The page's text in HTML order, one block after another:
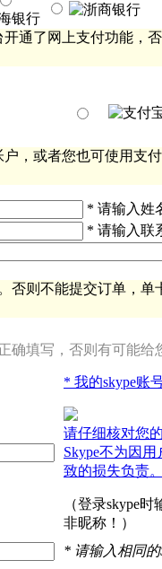
通了网上支付功能，
，或者您也可使用支
* 请输入姓
* 请输入联
否则不能提交订单，单
正确填写，否则有可能给
* 我的skype账
请仔细核对您
Skype不为因
致的损失负责
（登录skype
非昵称！）
* 请输入相同的